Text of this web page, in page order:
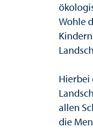
Wohle
Hierbei
allen
die